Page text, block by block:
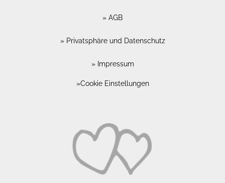
AGB
Privatsphäre und Datenschutz
Impressum
Cookie Einstellungen